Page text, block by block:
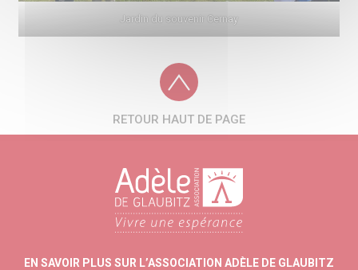
Jardin du souvenir Cernay
RETOUR HAUT DE PAGE
EN SAVOIR PLUS SUR L’ASSOCIATION ADÈLE DE GLAUBITZ